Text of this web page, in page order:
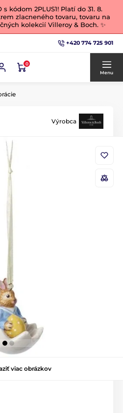
s kódom 2PLUS1! Platí do 31. 8.
zlacneného tovaru, tovaru na
kolekcií Villeroy & Boch. ✨
+420 774 725 901
0
Menu
Výrobca
viac obrázkov